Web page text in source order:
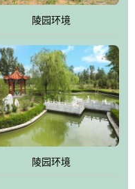
陵园环境
陵园环境